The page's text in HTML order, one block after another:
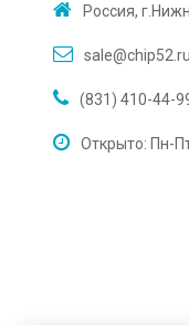
Россия,
sale@chip52.ru
(831) 410-44-
Открыто: Пн-